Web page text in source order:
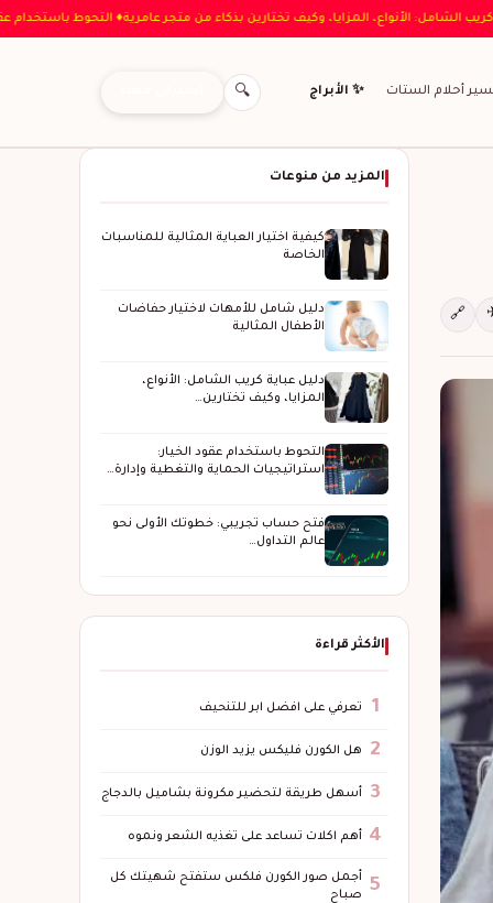
♦ دليل عباية كريب الشامل: الأنواع، المزايا، وكيف تختارين بذكاء من متجر عامرية♦
أحلام الستات ✨ الأبراج 🔍
🔗
المزيد من منوعات
كيفية اختيار العباية المثالية للمناسبات
الخاصة
دليل شامل للأمهات لاختيار حفاضات
الأطفال المثالية
دليل عباية كريب الشامل: الأنواع،
المزايا، وكيف تختارين…
التحوط باستخدام عقود الخيار:
استراتيجيات الحماية والتغطية وإدارة…
فتح حساب تجريبي: خطوتك الأولى نحو
عالم التداول…
الأكثر قراءة
1 تعرفي على افضل ابر للتنحيف
2 هل الكورن فليكس يزيد الوزن
3 أسهل طريقة لتحضير مكرونة بشاميل بالدجاج
4 أهم اكلات تساعد على تغذيه الشعر ونموه
5
أجمل صور الكورن فلكس ستفتح شهيتك كل
صباح